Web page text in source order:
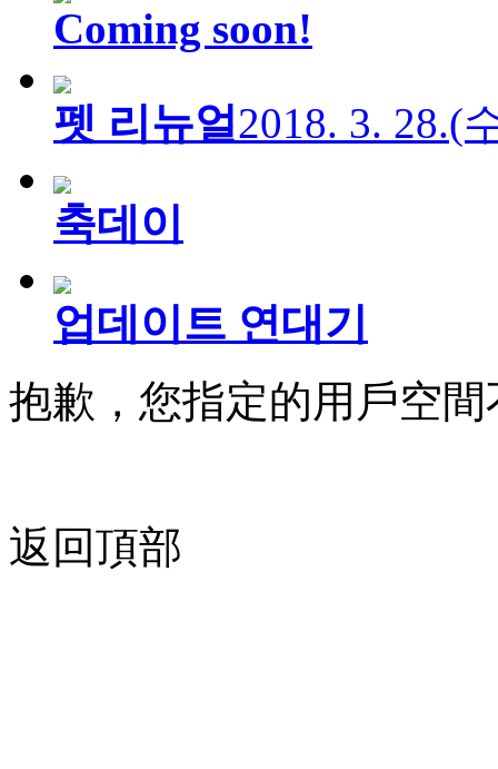
Coming soon!
펫 리뉴얼2018. 3. 28.(
축데이
업데이트 연대기
抱歉，您指定的用戶空間
返回頂部